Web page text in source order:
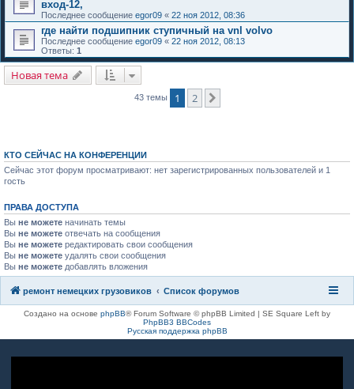
вход-12,
Последнее сообщение egor09 « 22 ноя 2012, 08:36
где найти подшипник ступичный на vnl volvo
Последнее сообщение egor09 « 22 ноя 2012, 08:13
Ответы: 1
Новая тема
43 темы 1 2
КТО СЕЙЧАС НА КОНФЕРЕНЦИИ
Сейчас этот форум просматривают: нет зарегистрированных пользователей и 1
гость
ПРАВА ДОСТУПА
Вы не можете начинать темы
Вы не можете отвечать на сообщения
Вы не можете редактировать свои сообщения
Вы не можете удалять свои сообщения
Вы не можете добавлять вложения
ремонт немецких грузовиков Список форумов
Создано на основе phpBB® Forum Software © phpBB Limited | SE Square Left by
PhpBB3 BBCodes
Русская поддержка phpBB